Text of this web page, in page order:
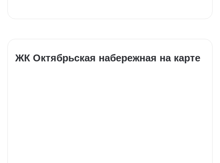
ЖК Октябрьская набережная на карте